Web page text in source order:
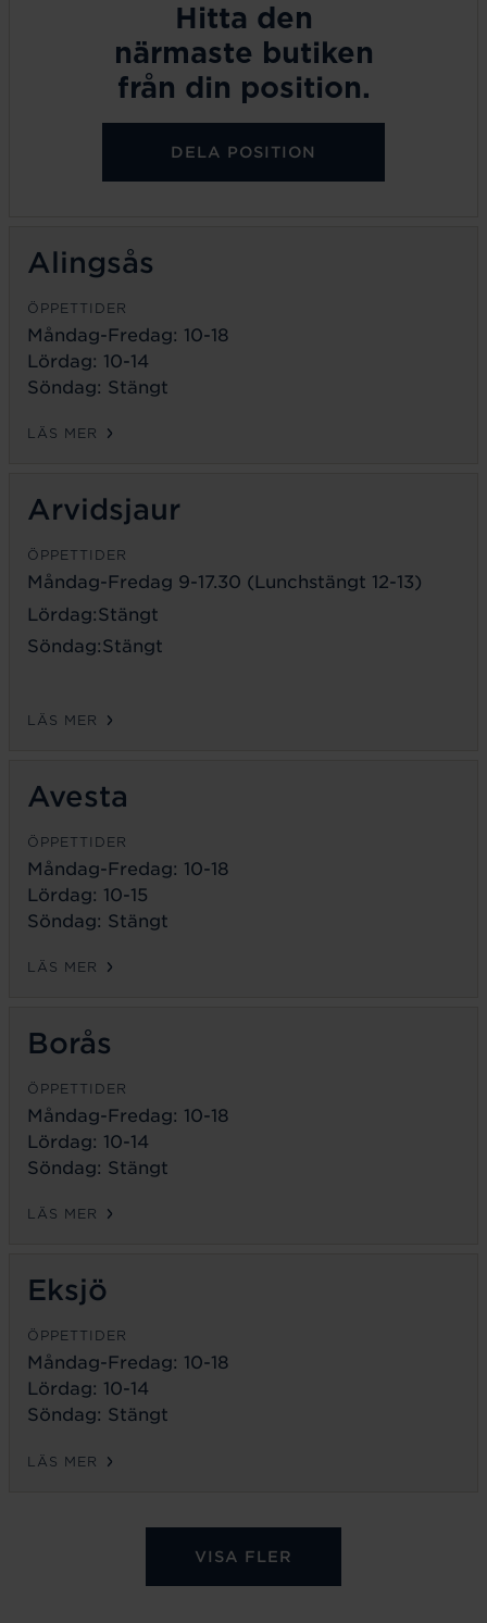
Hitta den
närmaste butiken
från din position.
DELA POSITION
Alingsås
ÖPPETTIDER
Måndag-Fredag: 10-18
Lördag: 10-14
Söndag: Stängt
LÄS MER
Arvidsjaur
ÖPPETTIDER
Måndag-Fredag 9-17.30 (Lunchstängt 12-13)
Lördag:Stängt
Söndag:Stängt
LÄS MER
Avesta
ÖPPETTIDER
Måndag-Fredag: 10-18
Lördag: 10-15
Söndag: Stängt
LÄS MER
Borås
ÖPPETTIDER
Måndag-Fredag: 10-18
Lördag: 10-14
Söndag: Stängt
LÄS MER
Eksjö
ÖPPETTIDER
Måndag-Fredag: 10-18
Lördag: 10-14
Söndag: Stängt
LÄS MER
VISA FLER